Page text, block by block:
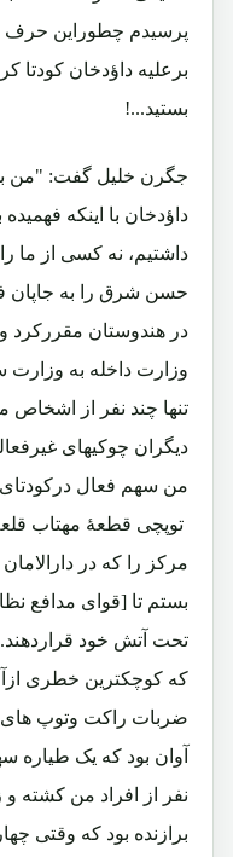
پرسیدم چطوراین حرف
برعلیه داؤدخان کودتا
بستید...!
جگرن خلیل گفت: "من
داؤدخان با اینکه فهمیده
داشتیم، نه کسی از
حسن شرق را به جاپان
در هندوستان مقررکرد
وزارت داخله به وزارت
تنها چند نفر از
دیگران چوکیهای
من سهم فعال
توپچی قطعۀ مهتاب
مرکز را که در
بستم تا [قوای مدافع
تحت آتش خود
که کوچکترین خطری
ضربات راکت وتوپ
نفر از افراد من
برازنده بود که وقتی